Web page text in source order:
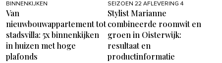
BINNENKIJKEN
Van
nieuwbouwappartement tot
stadsvilla: 5x binnenkijken
in huizen met hoge
plafonds
SEIZOEN 22 AFLEVERING 4
Stylist Marianne
combineerde roomwit en
groen in Oisterwijk:
resultaat en
productinformatie